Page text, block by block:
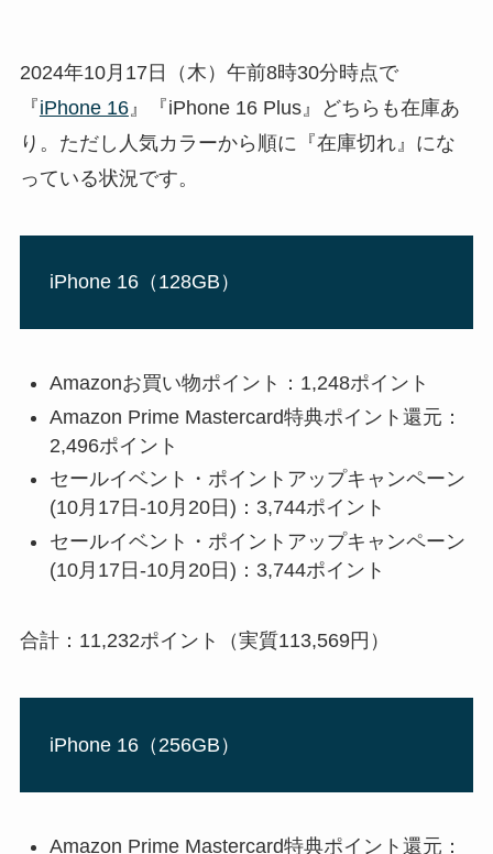
2024年10月17日（木）午前8時30分時点で
『iPhone 16』『iPhone 16 Plus』どちらも在庫あ
り。ただし人気カラーから順に『在庫切れ』にな
っている状況です。
iPhone 16（128GB）
Amazonお買い物ポイント：1,248ポイント
Amazon Prime Mastercard特典ポイント還元：
2,496ポイント
セールイベント・ポイントアップキャンペーン
(10月17日-10月20日)： 3,744ポイント
セールイベント・ポイントアップキャンペーン
(10月17日-10月20日)： 3,744ポイント
合計：11,232ポイント（実質113,569円）
iPhone 16（256GB）
Amazon Prime Mastercard特典ポイント還元：